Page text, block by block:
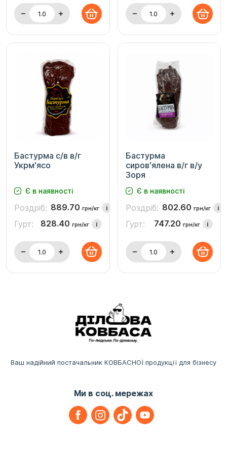
Бастурма с/в в/г
Укрм'ясо
Є в наявності
Роздріб: 889.70 грн/кг i
Гурт: 828.40 грн/кг i
Бастурма
сиров'ялена в/г в/у
Зоря
Є в наявності
Роздріб: 802.60 грн/кг i
Гурт: 747.20 грн/кг i
Ваш надійний постачальник КОВБАСНОЇ продукції для бізнесу
Ми в соц. мережах